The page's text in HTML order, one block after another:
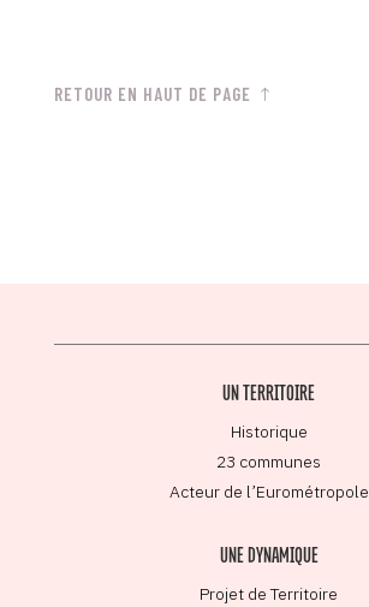
RETOUR EN HAUT DE PAGE
UN TERRITOIRE
Historique
23 communes
Acteur de l’Eurométropole
UNE DYNAMIQUE
Projet de Territoire